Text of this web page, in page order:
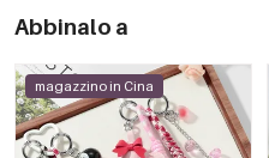
Abbinalo a
magazzino in Cina